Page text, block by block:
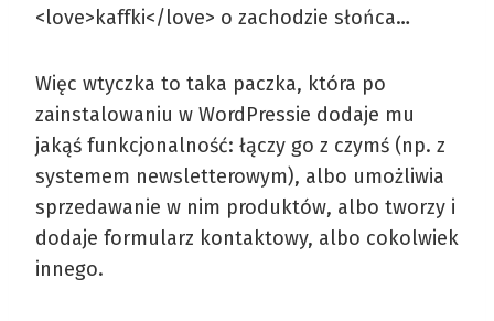
<love>kaffki</love> o zachodzie słońca…
Więc wtyczka to taka paczka, która po
zainstalowaniu w WordPressie dodaje mu
jakąś funkcjonalność: łączy go z czymś (np. z
systemem newsletterowym), albo umożliwia
sprzedawanie w nim produktów, albo tworzy i
dodaje formularz kontaktowy, albo cokolwiek
innego.